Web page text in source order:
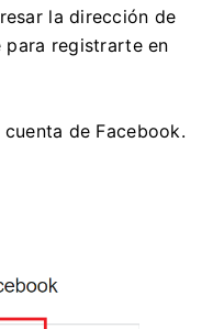
la dirección de
registrarte en
de Facebook.